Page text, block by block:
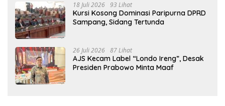
18 Juli 2026 93 Lihat
Kursi Kosong Dominasi Paripurna DPRD
Sampang, Sidang Tertunda
26 Juli 2026 87 Lihat
AJS Kecam Label “Londo Ireng”, Desak
Presiden Prabowo Minta Maaf